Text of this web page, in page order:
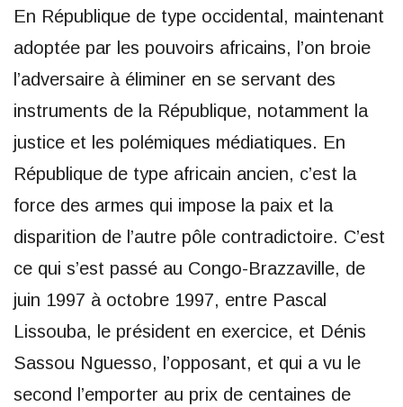
En République de type occidental, maintenant
adoptée par les pouvoirs africains, l’on broie
l’adversaire à éliminer en se servant des
instruments de la République, notamment la
justice et les polémiques médiatiques. En
République de type africain ancien, c’est la
force des armes qui impose la paix et la
disparition de l’autre pôle contradictoire. C’est
ce qui s’est passé au Congo-Brazzaville, de
juin 1997 à octobre 1997, entre Pascal
Lissouba, le président en exercice, et Dénis
Sassou Nguesso, l’opposant, et qui a vu le
second l’emporter au prix de centaines de